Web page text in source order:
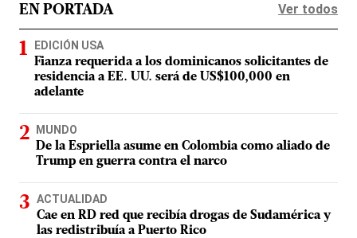
EN PORTADA Ver todos
EDICIÓN USA
Fianza requerida a los dominicanos solicitantes de
residencia a EE. UU. será de US$100,000 en
adelante
MUNDO
De la Espriella asume en Colombia como aliado de
Trump en guerra contra el narco
ACTUALIDAD
Cae en RD red que recibía drogas de Sudamérica y
las redistribuía a Puerto Rico